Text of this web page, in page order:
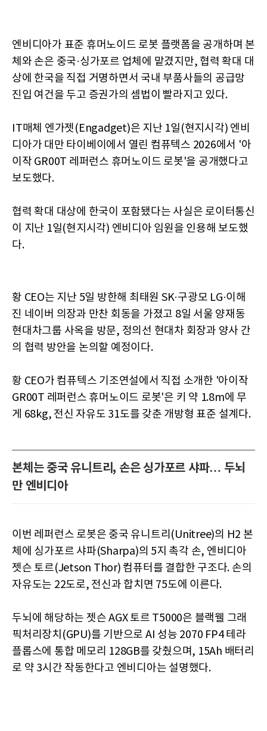
엔비디아가 표준 휴머노이드 로봇 플랫폼을 공개하며 본
체와 손은 중국·싱가포르 업체에 맡겼지만, 협력 확대 대
상에 한국을 직접 거명하면서 국내 부품사들의 공급망
진입 여건을 두고 증권가의 셈법이 빨라지고 있다.
IT매체 엔가젯(Engadget)은 지난 1일(현지시각) 엔비
디아가 대만 타이베이에서 열린 컴퓨텍스 2026에서 '아
이작 GR00T 레퍼런스 휴머노이드 로봇'을 공개했다고
보도했다.
협력 확대 대상에 한국이 포함됐다는 사실은 로이터통신
이 지난 1일(현지시각) 엔비디아 임원을 인용해 보도했
다.
황 CEO는 지난 5일 방한해 최태원 SK·구광모 LG·이해
진 네이버 의장과 만찬 회동을 가졌고 8일 서울 양재동
현대차그룹 사옥을 방문, 정의선 현대차 회장과 양사 간
의 협력 방안을 논의할 예정이다.
황 CEO가 컴퓨텍스 기조연설에서 직접 소개한 '아이작
GR00T 레퍼런스 휴머노이드 로봇'은 키 약 1.8m에 무
게 68kg, 전신 자유도 31도를 갖춘 개방형 표준 설계다.
본체는 중국 유니트리, 손은 싱가포르 샤파… 두뇌
만 엔비디아
이번 레퍼런스 로봇은 중국 유니트리(Unitree)의 H2 본
체에 싱가포르 샤파(Sharpa)의 5지 촉각 손, 엔비디아
젯슨 토르(Jetson Thor) 컴퓨터를 결합한 구조다. 손의
자유도는 22도로, 전신과 합치면 75도에 이른다.
두뇌에 해당하는 젯슨 AGX 토르 T5000은 블랙웰 그래
픽처리장치(GPU)를 기반으로 AI 성능 2070 FP4 테라
플롭스에 통합 메모리 128GB를 갖췄으며, 15Ah 배터리
로 약 3시간 작동한다고 엔비디아는 설명했다.